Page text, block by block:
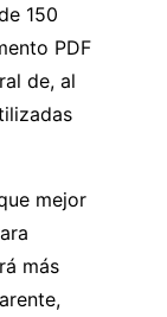
150
PDF
de, al
mejor
más